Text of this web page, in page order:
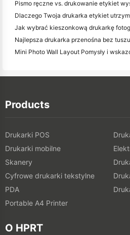
Dlaczego Twoja drukarka etykiet
Products
Drukarki POS
Drukarki mobilne
Skanery
Cyfrowe drukarki tekstylne
PDA
Portable A4 Printer
O HPRT